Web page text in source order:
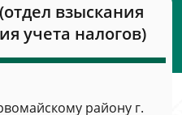
взыскания
учета налогов)
району г.